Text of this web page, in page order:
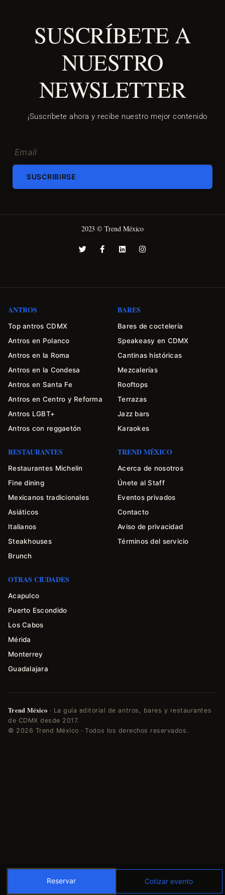
Reservar Cotizar evento
SUSCRÍBETE A
NUESTRO
NEWSLETTER
¡Suscríbete ahora y recibe nuestro mejor contenido
SUSCRIBIRSE
2023 © Trend México
ANTROS
Top antros CDMX
Antros en Polanco
Antros en la Roma
Antros en la Condesa
Antros en Santa Fe
Antros en Centro y Reforma
Antros LGBT+
Antros con reggaetón
BARES
Bares de coctelería
Speakeasy en CDMX
Cantinas históricas
Mezcalerías
Rooftops
Terrazas
Jazz bars
Karaokes
RESTAURANTES
Restaurantes Michelin
Fine dining
Mexicanos tradicionales
Asiáticos
Italianos
Steakhouses
Brunch
TREND MÉXICO
Acerca de nosotros
Únete al Staff
Eventos privados
Contacto
Aviso de privacidad
Términos del servicio
OTRAS CIUDADES
Acapulco
Puerto Escondido
Los Cabos
Mérida
Monterrey
Guadalajara
Trend México · La guía editorial de antros, bares y restaurantes
de CDMX desde 2017.
© 2026 Trend México · Todos los derechos reservados.